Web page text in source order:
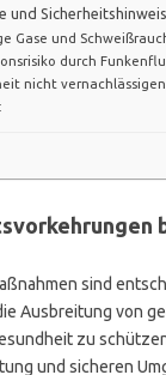
und
Gase und
durch
nicht vernachlässigen
sind
Ausbreitung von
zu
und sicheren